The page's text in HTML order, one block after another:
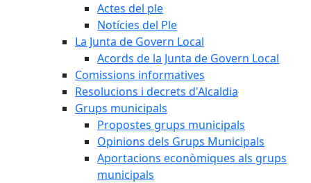
Actes del ple
Notícies del Ple
La Junta de Govern Local
Acords de la Junta de Govern Local
Comissions informatives
Resolucions i decrets d'Alcaldia
Grups municipals
Propostes grups municipals
Opinions dels Grups Municipals
Aportacions econòmiques als grups
municipals